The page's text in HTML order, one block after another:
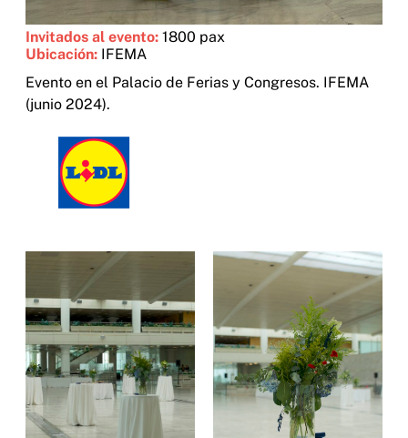
Invitados al evento: 1800 pax
Ubicación: IFEMA
Evento en el Palacio de Ferias y Congresos. IFEMA
(junio 2024).